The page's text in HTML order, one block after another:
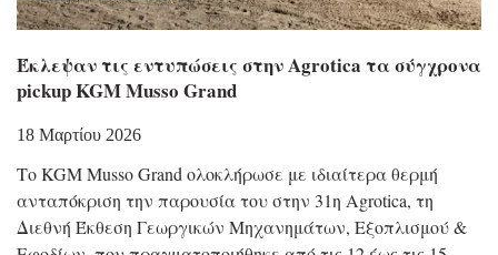
Έκλεψαν τις εντυπώσεις στην Agrotica τα σύγχρονα
pickup KGM Musso Grand
18 Μαρτίου 2026
Το KGM Musso Grand ολοκλήρωσε με ιδιαίτερα θερμή
ανταπόκριση την παρουσία του στην 31η Agrotica, τη
Διεθνή Έκθεση Γεωργικών Μηχανημάτων, Εξοπλισμού &